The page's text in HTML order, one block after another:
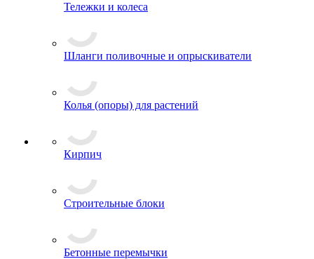
Тележки и колеса
Шланги поливочные и опрыскиватели
Колья (опоры) для растений
Кирпич
Строительные блоки
Бетонные перемычки